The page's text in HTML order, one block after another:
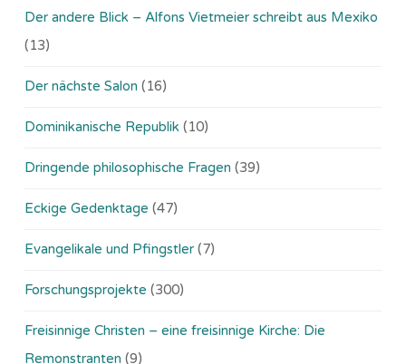
Der andere Blick – Alfons Vietmeier schreibt aus Mexiko
(13)
Der nächste Salon (16)
Dominikanische Republik (10)
Dringende philosophische Fragen (39)
Eckige Gedenktage (47)
Evangelikale und Pfingstler (7)
Forschungsprojekte (300)
Freisinnige Christen – eine freisinnige Kirche: Die
Remonstranten (9)